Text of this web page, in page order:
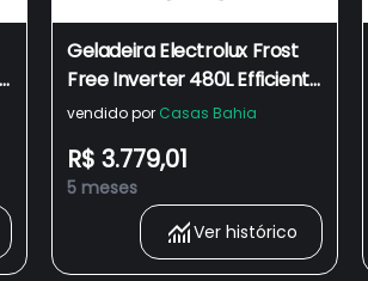
Geladeira Electrolux Frost
Free Inverter 480L Efficient
com AutoSense Smart
vendido por Casas Bahia
R$ 3.779,01
5 meses
Ver histórico